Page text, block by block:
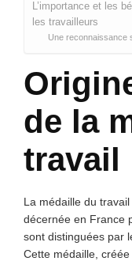
L’importance et les
les travailleurs
Une reconnaissance
de la
travail
La médaille du
décernée en France
sont distinguées par
Cette médaille,